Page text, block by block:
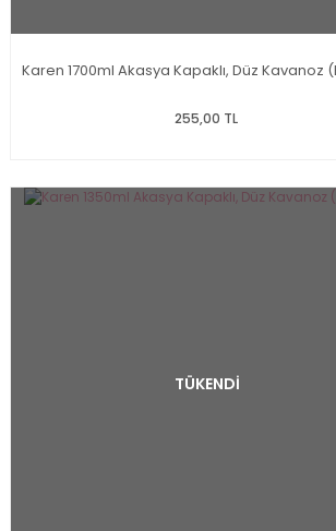
Karen 1700ml Akasya Kapaklı, Düz Kavanoz
255,00 TL
TÜKENDİ